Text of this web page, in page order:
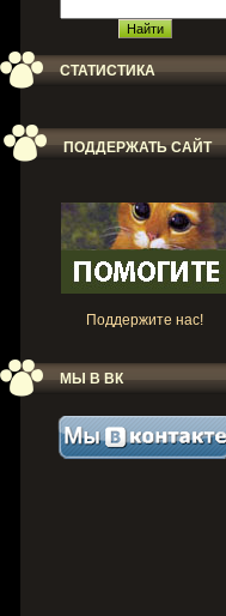
СТАТИСТИКА
ПОДДЕРЖАТЬ САЙТ
Поддержите нас!
МЫ В ВК